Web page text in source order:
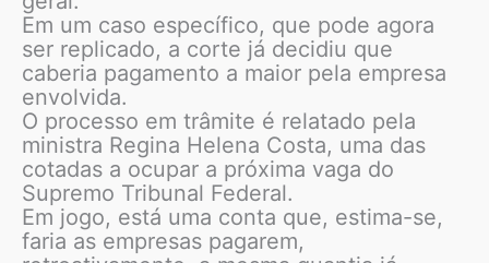
Em um caso específico, que pode agora
ser replicado, a corte já decidiu que
caberia pagamento a maior pela empresa
envolvida.
O processo em trâmite é relatado pela
ministra Regina Helena Costa, uma das
cotadas a ocupar a próxima vaga do
Supremo Tribunal Federal.
Em jogo, está uma conta que, estima-se,
faria as empresas pagarem,